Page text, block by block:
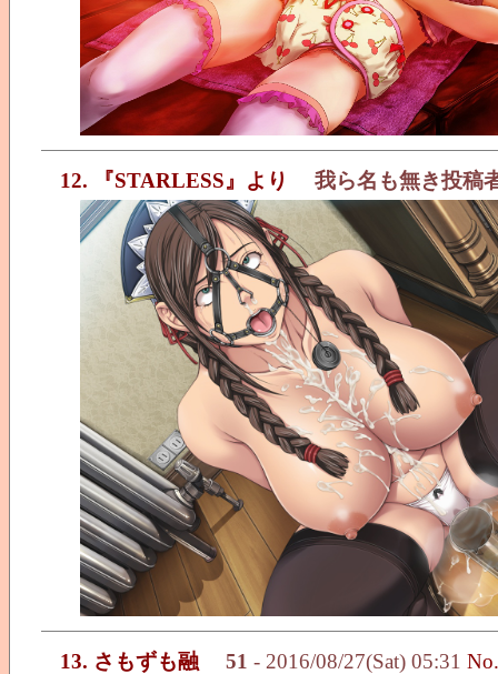
12. 『STARLESS』より 我ら名も無き投稿
13. さもずも融 51 - 2016/08/27(Sat) 05:31